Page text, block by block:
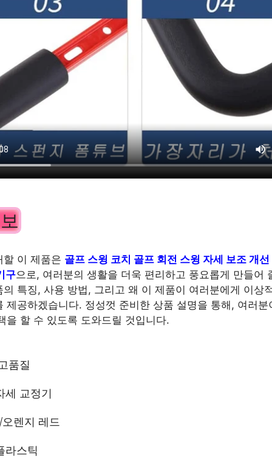
할 이 제품은 골프 스윙 코치 골프 회전 스윙 자세 보조 개
구으로, 여러분의 생활을 더욱 편리하고 풍요롭게 만들어
의 특징, 사용 방법, 그리고 왜 이 제품이 여러분에게 이상
제공하겠습니다. 정성껏 준비한 상품 설명을 통해, 여러분
을 할 수 있도록 도와드릴 것입니다.
품질
세 교정기
렌지 레드
라스틱